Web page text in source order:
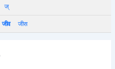
ज्
जीव जीस